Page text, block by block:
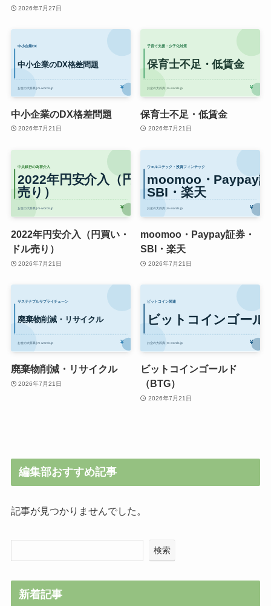
2026年7月27日
中小企業のDX格差問題
2026年7月21日
保育士不足・低賃金
2026年7月21日
2022年円安介入（円買い・
ドル売り）
2026年7月21日
moomoo・Paypay証券・
SBI・楽天
2026年7月21日
廃棄物削減・リサイクル
2026年7月21日
ビットコインゴールド
（BTG）
2026年7月21日
編集部おすすめ記事
記事が見つかりませんでした。
検索
新着記事